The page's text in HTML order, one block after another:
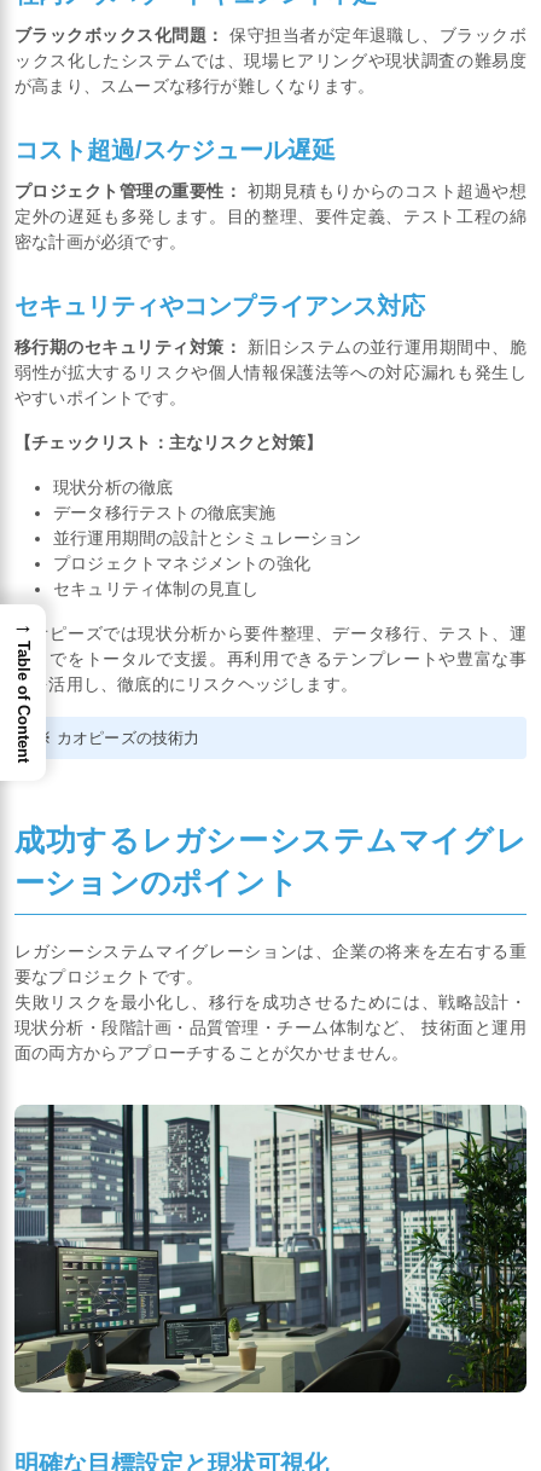
ブラックボックス化問題：
保守担当者が定年退職し、ブラックボ
ックス化したシステムでは、現場ヒアリングや現状調査の難易度
が高まり、スムーズな移行が難しくなります。
コスト超過/スケジュール遅延
プロジェクト管理の重要性：
初期見積もりからのコスト超過や想
定外の遅延も多発します。目的整理、要件定義、テスト工程の綿
密な計画が必須です。
セキュリティやコンプライアンス対応
移行期のセキュリティ対策：
新旧システムの並行運用期間中、脆
弱性が拡大するリスクや個人情報保護法等への対応漏れも発生し
やすいポイントです。
【チェックリスト：主なリスクと対策】
現状分析の徹底
データ移行テストの徹底実施
並行運用期間の設計とシミュレーション
プロジェクトマネジメントの強化
セキュリティ体制の見直し
カオピーズでは現状分析から要件整理、データ移行、テスト、運
用までをトータルで支援。再利用できるテンプレートや豊富な事
例を活用し、徹底的にリスクヘッジします。
※ カオピーズの技術力
成功するレガシーシステムマイグレ
ーションのポイント
レガシーシステムマイグレーションは、企業の将来を左右する重
要なプロジェクトです。
失敗リスクを最小化し、移行を成功させるためには、戦略設計・
現状分析・段階計画・品質管理・チーム体制など、 技術面と運用
面の両方からアプローチすることが欠かせません。
明確な目標設定と現状可視化
→
Table of Content